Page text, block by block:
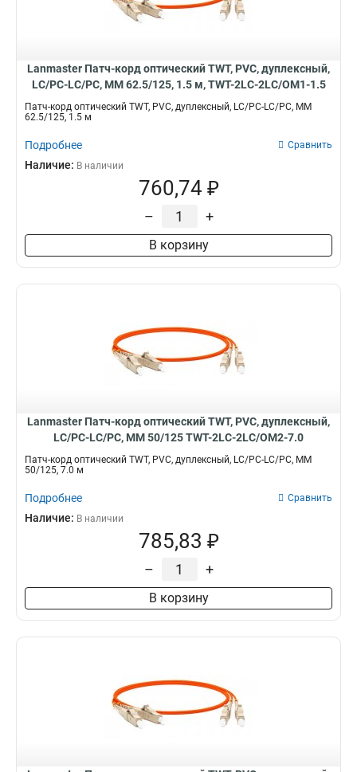
Lanmaster Патч-корд оптический TWT, PVC, дуплексный,
LC/PC-LC/PC, MM 62.5/125, 1.5 м, TWT-2LC-2LC/OM1-1.5
Патч-корд оптический TWT, PVC, дуплексный, LC/PC-LC/PC, MM
62.5/125, 1.5 м
Подробнее Сравнить
Наличие: В наличии
760,74 ₽
– +
В корзину
Lanmaster Патч-корд оптический TWT, PVC, дуплексный,
LC/PC-LC/PC, MM 50/125 TWT-2LC-2LC/OM2-7.0
Патч-корд оптический TWT, PVC, дуплексный, LC/PC-LC/PC, MM
50/125, 7.0 м
Подробнее Сравнить
Наличие: В наличии
785,83 ₽
– +
В корзину